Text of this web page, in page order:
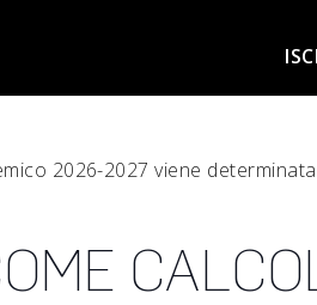
2026-2027 viene